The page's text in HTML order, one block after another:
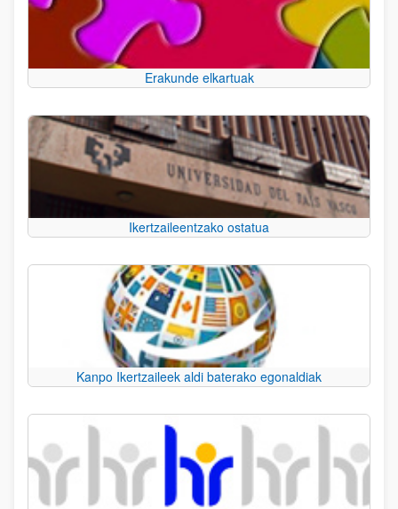
Erakunde elkartuak
Ikertzaileentzako ostatua
Kanpo Ikertzaileek aldi baterako egonaldiak